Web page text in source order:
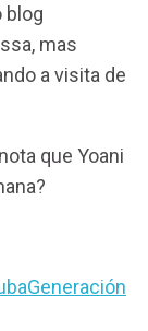
blog
mas
a visita de
que Yoani
Generación